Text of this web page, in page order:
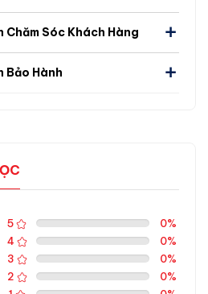
Chăm Sóc Khách Hàng
Bảo Hành
5 0%
4
0%
3
0%
2
0%